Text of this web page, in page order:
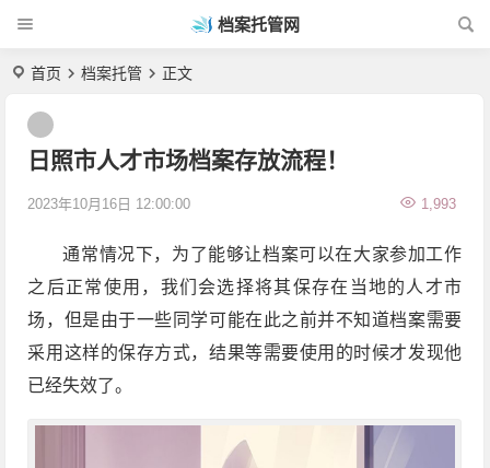
档案托管网
首页 档案托管 正文
日照市人才市场档案存放流程！
2023年10月16日 12:00:00 1,993
通常情况下，为了能够让档案可以在大家参加工作
之后正常使用，我们会选择将其保存在当地的人才市
场，但是由于一些同学可能在此之前并不知道档案需要
采用这样的保存方式，结果等需要使用的时候才发现他
已经失效了。